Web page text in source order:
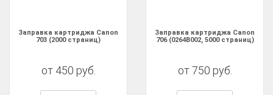
Заправка картриджа Canon
703 (2000 страниц)
от 450 руб.
Заправка картриджа Canon
706 (0264B002, 5000 страниц)
от 750 руб.